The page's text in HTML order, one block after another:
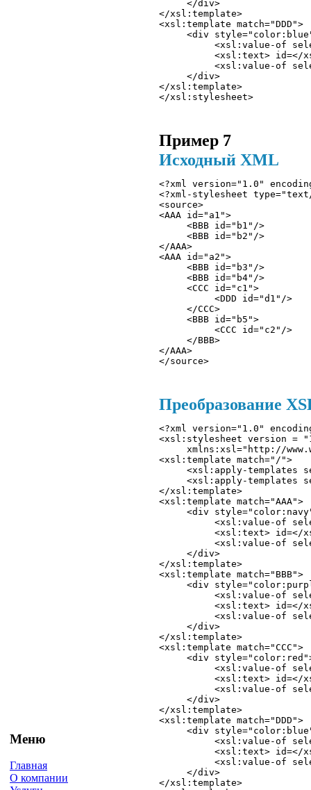
Меню
Главная
О компании
     </div>
</xsl:template>
<xsl:template match="DDD">
<div
<xsl:value-of
<xsl:text> id=</
<xsl:value-of
     </div>
</xsl:template>
Пример 7
Исходный XML
<?xml version="1.0"
<?xml-stylesheet
<source>
<AAA id="a1">
     <BBB id="b1"/>
     <BBB id="b2"/>
</AAA>
<AAA id="a2">
     <BBB id="b3"/>
     <BBB id="b4"/>
     <CCC id="c1">
          <DDD id="d1"/>
     </CCC>
     <BBB id="b5">
          <CCC id="c2"/>
     </BBB>
</AAA>
Преобразование
<?xml version="1.0"
<xsl:stylesheet version =
xmlns:xsl="http://
<xsl:template match="/">
<xsl:apply-templates
<xsl:apply-templates
</xsl:template>
<xsl:template match="AAA">
<div
<xsl:value-of
<xsl:text> id=</
<xsl:value-of
     </div>
</xsl:template>
<xsl:template match="BBB">
<div
<xsl:value-of
<xsl:text> id=</
<xsl:value-of
     </div>
</xsl:template>
<xsl:template match="CCC">
<div
<xsl:value-of
<xsl:text> id=</
<xsl:value-of
     </div>
</xsl:template>
<xsl:template match="DDD">
<div
<xsl:value-of
<xsl:text> id=</
<xsl:value-of
     </div>
</xsl:template>